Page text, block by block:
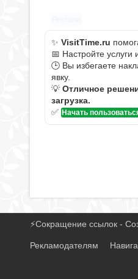
✨ VisitTime.ru
📅 Настройте
🕒 Вы избегаете
явку.
💡 Отличное
загрузка.
✅ Начать
⚡Сокращение ссылок -
Рекламодателям